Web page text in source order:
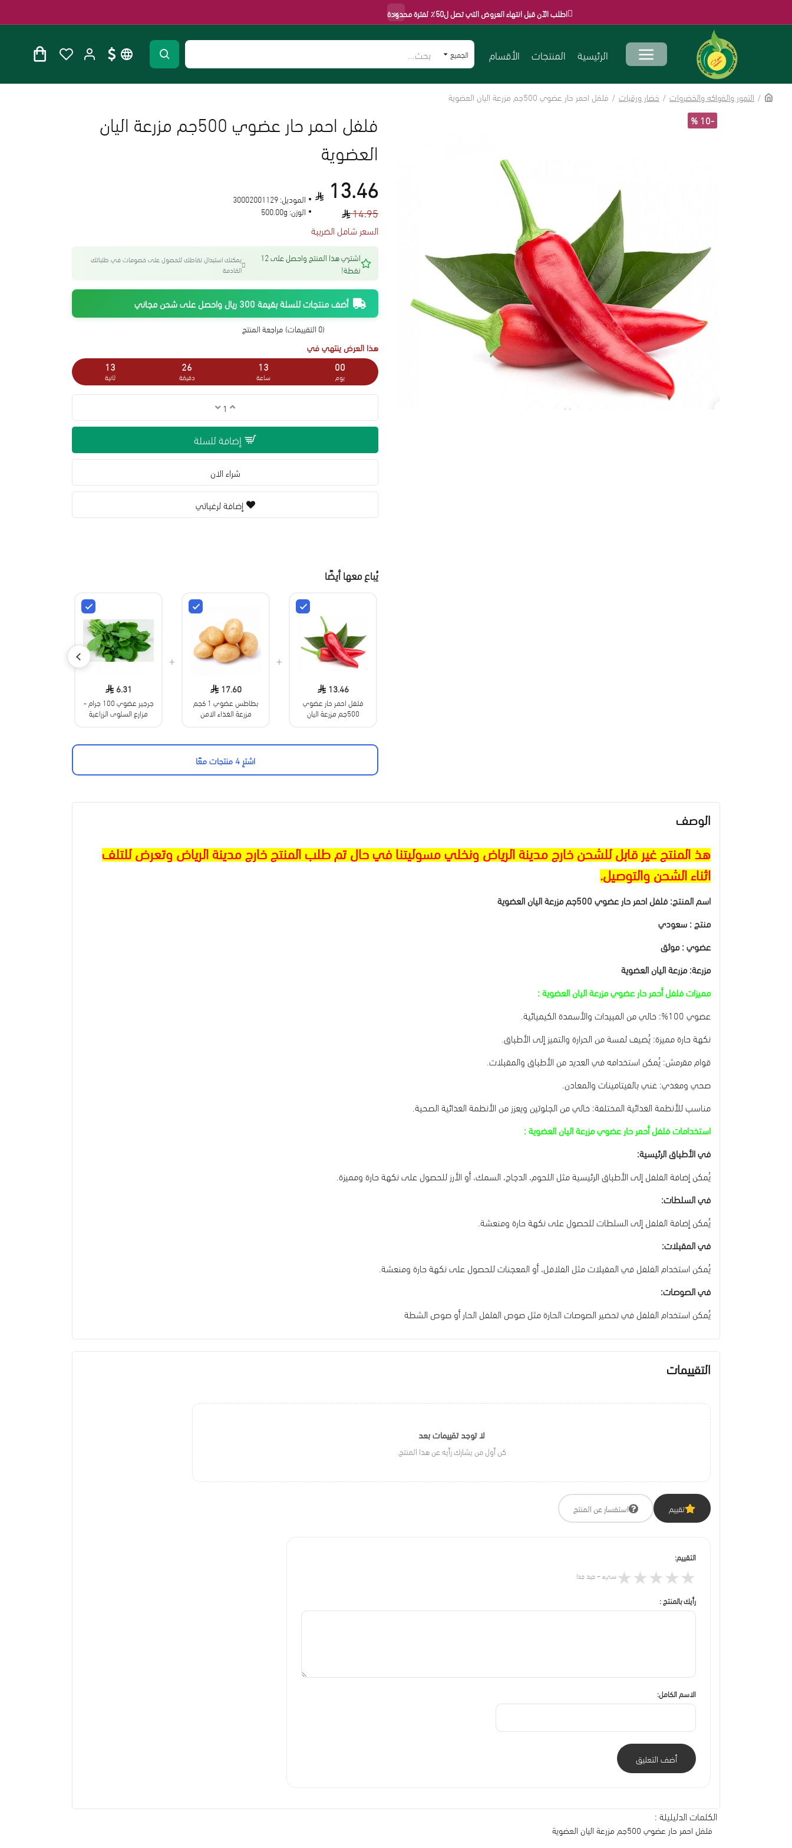
اطلب الآن قبل انتهاء العروض التي تصل ل50٪ لفترة محدودة ×
الرئيسية المنتجات الأقسام الجميع
التمور والفواكه والخضروات خضار ورقيات فلفل احمر حار عضوي 500جم مزرعة اليان العضوية
-10 %
فلفل احمر حار عضوي 500جم مزرعة اليان
العضوية
(0 التقييمات) مراجعة المنتج
هذا العرض ينتهي في
00
يوم
13
ساعة
26
دقيقة
12
ثانية
14.95
13.46
السعر شامل الضريبة
الموديل:30002001129
الوزن: 500.00g
اشتري هذا المنتج واحصل على 12
نقطة!
يمكنك استبدال نقاطك للحصول على خصومات في طلباتك
القادمة
أضف منتجات للسلة بقيمة 300 ريال واحصل على شحن مجاني
إضافة للسلة
شراء الان
إضافة لرغباتي
يُباع معها أيضًا
13.46
فلفل احمر حار عضوي
500جم مزرعة اليان
+
17.60
بطاطس عضوي 1 كجم
مزرعة الغذاء الامن
+
6.31
جرجير عضوي 100 جرام -
مزارع السلوى الزراعية
+
اشترِ 4 منتجات معًا
الوصف
هذ المنتج غير قابل للشحن خارج مدينة الرياض ونخلي مسوليتنا في حال تم طلب المنتج خارج مدينة الرياض وتعرض للتلف
اثناء الشحن والتوصيل.
اسم المنتج: فلفل احمر حار عضوي 500جم مزرعة اليان العضوية
منتج : سعودي
عضوي : موثق
مزرعة: مزرعة اليان العضوية
مميزات فلفل أحمر حار عضوي مزرعة اليان العضوية :
عضوي 100%: خالي من المبيدات والأسمدة الكيميائية.
نكهة حارة مميزة: يُضيف لمسة من الحرارة والتميز إلى الأطباق.
قوام مقرمش: يُمكن استخدامه في العديد من الأطباق والمقبلات.
صحي ومغذي: غني بالفيتامينات والمعادن.
مناسب للأنظمة الغذائية المختلفة: خالي من الجلوتين ويعزز من الأنظمة الغذائية الصحية.
استخدامات فلفل أحمر حار عضويمزرعة اليان العضوية :
في الأطباق الرئيسية:
يُمكن إضافة الفلفل إلى الأطباق الرئيسية مثل اللحوم، الدجاج، السمك، أو الأرز للحصول على نكهة حارة ومميزة.
في السلطات:
يُمكن إضافة الفلفل إلى السلطات للحصول على نكهة حارة ومنعشة.
في المقبلات:
يُمكن استخدام الفلفل في المقبلات مثل الفلافل، أو المعجنات للحصول على نكهة حارة ومنعشة.
في الصوصات:
يُمكن استخدام الفلفل في تحضير الصوصات الحارة مثل صوص الفلفل الحار أو صوص الشطة
التقييمات
لا توجد تقييمات بعد
كن أول من يشارك رأيه عن هذا المنتج.
تقييم استفسار عن المنتج
التقييم:
★★★★★ سيء – جيد جدا
رأيك بالمنتج :
الاسم الكامل:
أضف التعليق
الكلمات الدليليلة :
فلفل احمر حار عضوي 500جم مزرعة اليان العضوية